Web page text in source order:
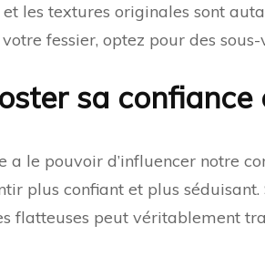
les textures originales sont
fessier, optez pour des
sa confiance
a le pouvoir d’influencer notre
plus confiant et plus
flatteuses peut véritablement